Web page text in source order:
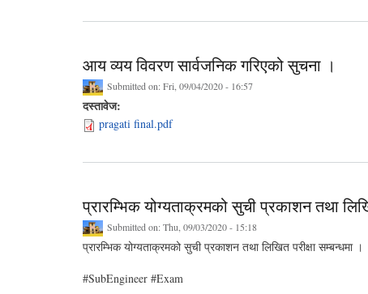
आय व्यय विवरण सार्वजनिक गरिएको सुचना ।
Submitted on:Fri, 09/04/2020 - 16:57
दस्तावेज:
pragati final.pdf
प्रारम्भिक योग्यताक्रमको सुची प्रकाशन तथा
Submitted on:Thu, 09/03/2020 - 15:18
प्रारम्भिक योग्यताक्रमको सुची प्रकाशन तथा लिखित परीक्षा सम्बन्धमा ।
#SubEngineer #Exam